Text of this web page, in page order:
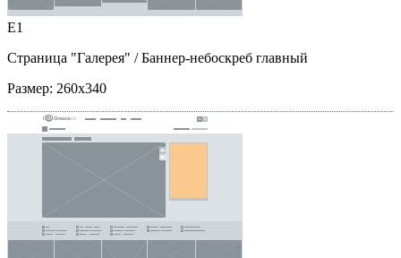
E1
Страница "Галерея" / Баннер-небоскреб главный
Размер: 260x340